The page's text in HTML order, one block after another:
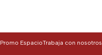
Promo EspacioTrabaja con nosotros